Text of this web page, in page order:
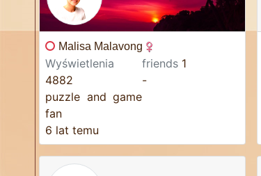
Malisa Malavong
Wyświetlenia
4882
puzzle and game
fan
6 lat temu
friends 1
-